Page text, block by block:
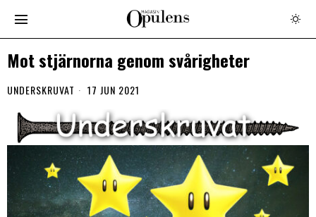
Mot stjärnorna genom svårigheter
UNDERSKRUVAT 17 JUN 2021